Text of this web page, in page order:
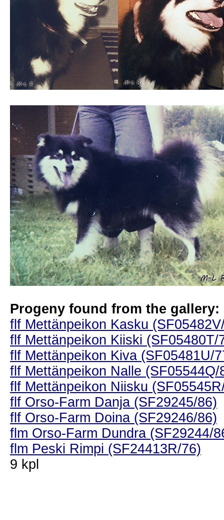
Progeny found from the gallery:
flf Mettänpeikon Kasku
flf Mettänpeikon Kiiski (SF05480T/
flf Mettänpeikon Kiva (SF05481U/
flf Mettänpeikon Nalle (SF05544Q/
flf Mettänpeikon Niisku
flf Orso-Farm Danja (SF29245/86)
flf Orso-Farm Doina (SF29246/86)
flm Orso-Farm Dundra (SF29244/
flm Peski Rimpi (SF24413R/76)
9 kpl